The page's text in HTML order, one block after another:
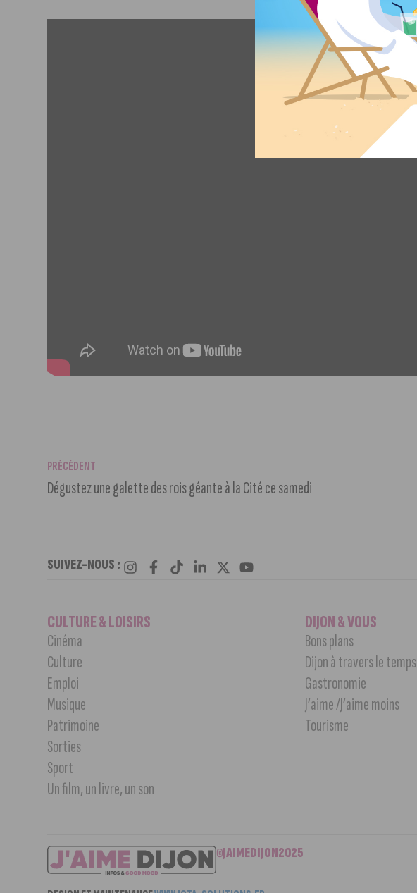
PRÉCÉDENT
Dégustez une galette des rois géante à la Cité ce samedi
SUIVEZ-NOUS :
CULTURE & LOISIRS
Cinéma
Culture
Emploi
Musique
Patrimoine
Sorties
Sport
Un film, un livre, un son
DIJON & VOUS
Bons plans
Dijon à travers le temps
Gastronomie
J’aime /J’aime moins
Tourisme
©JAIMEDIJON2025